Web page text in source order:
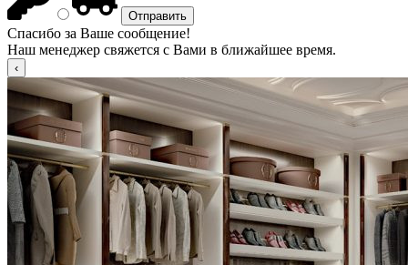
Спасибо за Ваше сообщение!
Наш менеджер свяжется с Вами в ближайшее время.